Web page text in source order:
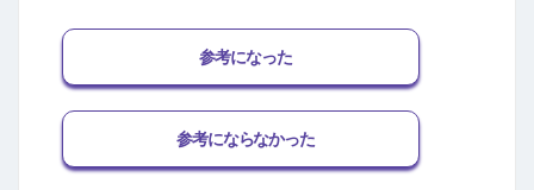
参考になった
参考にならなかった